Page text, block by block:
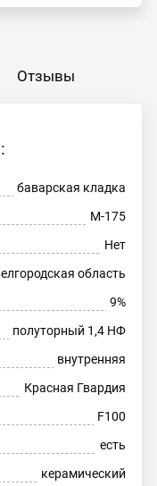
Отзывы
баварская кладка
М-175
Нет
область
9%
полуторный 1,4 НФ
внутренняя
Красная Гвардия
F100
есть
керамический